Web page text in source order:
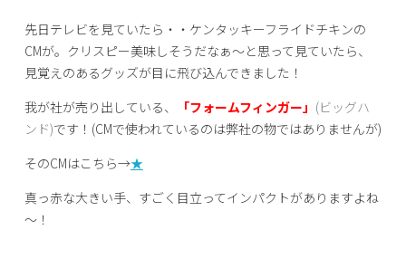
先日テレビを見ていたら・・ケンタッキーフライドチキンの
CMが。クリスピー美味しそうだなぁ～と思って見ていたら、
見覚えのあるグッズが目に飛び込んできました！
我が社が売り出している、
「フォームフィンガー」 (ビッグハ
ンド)です！(CMで使われているのは弊社の物ではありませんが)
そのCMはこちら→★
真っ赤な大きい手、すごく目立ってインパクトがありますよね
～！